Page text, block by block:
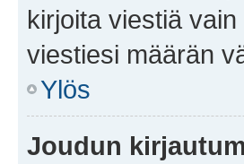
kirjoita viestiä
viestiesi määrän
Ylös
Joudun